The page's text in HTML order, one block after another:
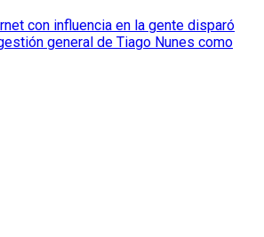
con influencia en la gente disparó
general de Tiago Nunes como